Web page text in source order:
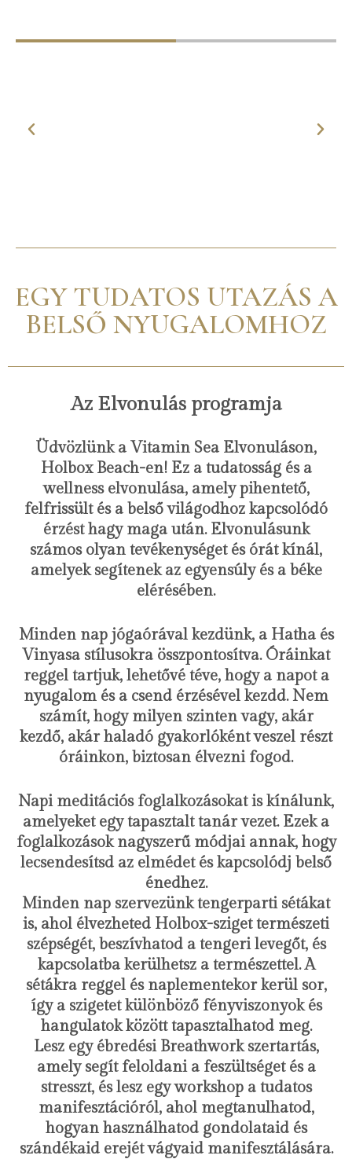
EGY TUDATOS UTAZÁS A
BELSŐ NYUGALOMHOZ
Az Elvonulás programja
Üdvözlünk a Vitamin Sea Elvonuláson,
Holbox Beach-en! Ez a tudatosság és a
wellness elvonulása, amely pihentető,
felfrissült és a belső világodhoz kapcsolódó
érzést hagy maga után. Elvonulásunk
számos olyan tevékenységet és órát kínál,
amelyek segítenek az egyensúly és a béke
elérésében.
Minden nap jógaórával kezdünk, a Hatha és
Vinyasa stílusokra összpontosítva. Óráinkat
reggel tartjuk, lehetővé téve, hogy a napot a
nyugalom és a csend érzésével kezdd. Nem
számít, hogy milyen szinten vagy, akár
kezdő, akár haladó gyakorlóként veszel részt
óráinkon, biztosan élvezni fogod.
Napi meditációs foglalkozásokat is kínálunk,
amelyeket egy tapasztalt tanár vezet. Ezek a
foglalkozások nagyszerű módjai annak, hogy
lecsendesítsd az elmédet és kapcsolódj belső
énedhez.
Minden nap szervezünk tengerparti sétákat
is, ahol élvezheted Holbox-sziget természeti
szépségét, beszívhatod a tengeri levegőt, és
kapcsolatba kerülhetsz a természettel. A
sétákra reggel és naplementekor kerül sor,
így a szigetet különböző fényviszonyok és
hangulatok között tapasztalhatod meg.
Lesz egy ébredési Breathwork szertartás,
amely segít feloldani a feszültséget és a
stresszt, és lesz egy workshop a tudatos
manifesztációról, ahol megtanulhatod,
hogyan használhatod gondolataid és
szándékaid erejét vágyaid manifesztálására.